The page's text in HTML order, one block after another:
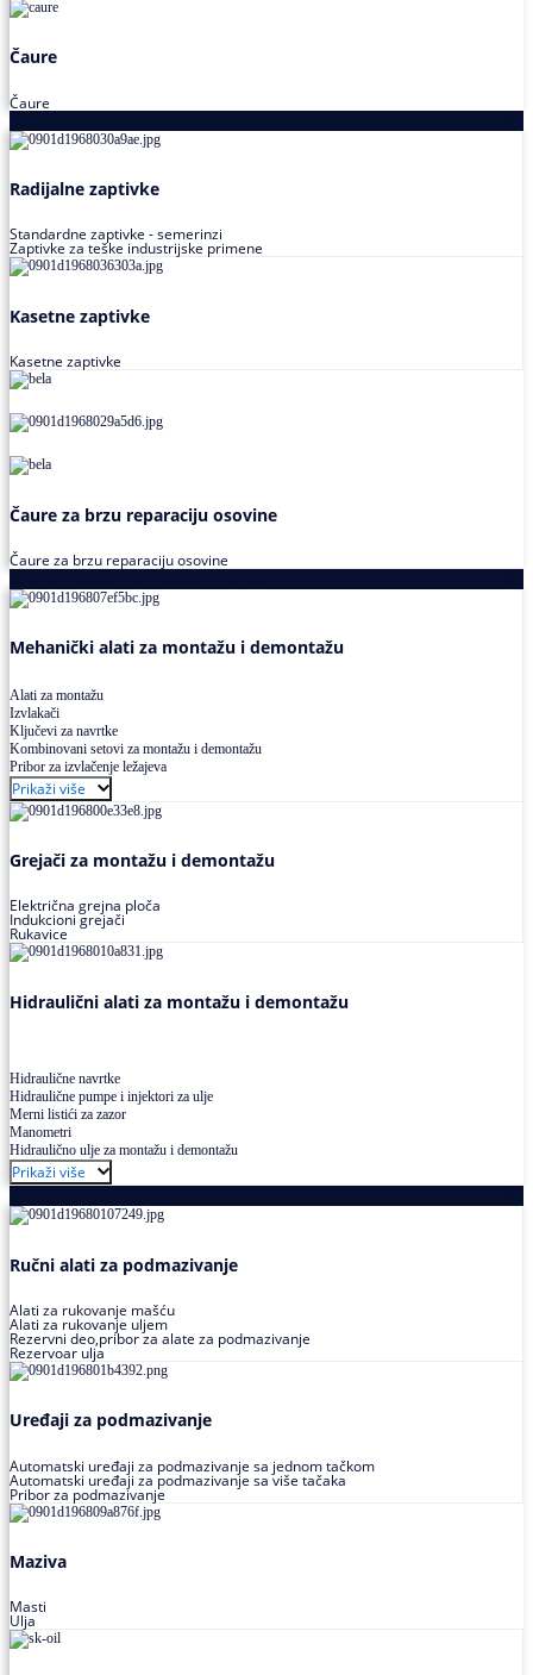
Čaure
Čaure
Radijalne zaptivke
Standardne zaptivke - semerinzi
Zaptivke za teške industrijske primene
Kasetne zaptivke
Kasetne zaptivke
Čaure za brzu reparaciju osovine
Čaure za brzu reparaciju osovine
Mehanički alati za montažu i demontažu
Alati za montažu
Izvlakači
Ključevi za navrtke
Kombinovani setovi za montažu i demontažu
Pribor za izvlačenje ležajeva
Prikaži više
Grejači za montažu i demontažu
Električna grejna ploča
Indukcioni grejači
Rukavice
Hidraulični alati za montažu i demontažu
Hidraulične navrtke
Hidraulične pumpe i injektori za ulje
Merni listići za zazor
Manometri
Hidraulično ulje za montažu i demontažu
Prikaži više
Ručni alati za podmazivanje
Alati za rukovanje mašću
Alati za rukovanje uljem
Rezervni deo,pribor za alate za podmazivanje
Rezervoar ulja
Uređaji za podmazivanje
Automatski uređaji za podmazivanje sa jednom tačkom
Automatski uređaji za podmazivanje sa više tačaka
Pribor za podmazivanje
Maziva
Masti
Ulja